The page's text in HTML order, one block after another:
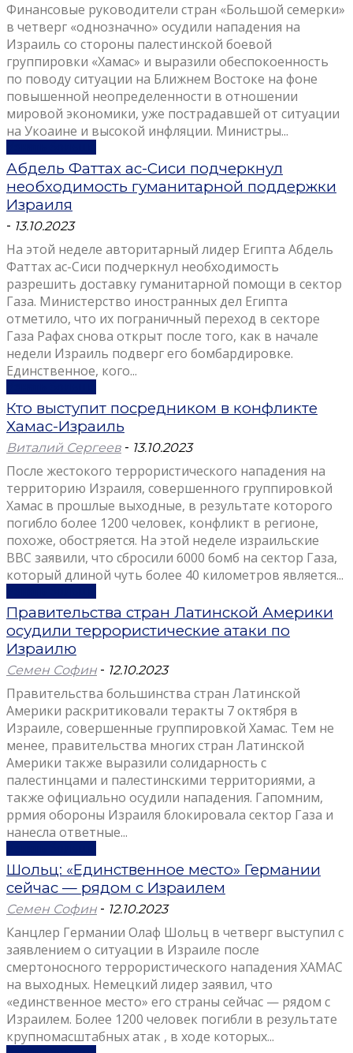
Финансовые руководители стран «Большой семерки»
в четверг «однозначно» осудили нападения на
Израиль со стороны палестинской боевой
группировки «Хамас» и выразили обеспокоенность
по поводу ситуации на Ближнем Востоке на фоне
повышенной неопределенности в отношении
мировой экономики, уже пострадавшей от ситуации
на Укоаине и высокой инфляции. Министры...
Абдель Фаттах ас-Сиси подчеркнул
необходимость гуманитарной поддержки
Израиля
- 13.10.2023
На этой неделе авторитарный лидер Египта Абдель
Фаттах ас-Сиси подчеркнул необходимость
разрешить доставку гуманитарной помощи в сектор
Газа. Министерство иностранных дел Египта
отметило, что их пограничный переход в секторе
Газа Рафах снова открыт после того, как в начале
недели Израиль подверг его бомбардировке.
Единственное, кого...
Кто выступит посредником в конфликте
Хамас-Израиль
Виталий Сергеев - 13.10.2023
После жестокого террористического нападения на
территорию Израиля, совершенного группировкой
Хамас в прошлые выходные, в результате которого
погибло более 1200 человек, конфликт в регионе,
похоже, обостряется. На этой неделе израильские
ВВС заявили, что сбросили 6000 бомб на сектор Газа,
который длиной чуть более 40 километров является...
Правительства стран Латинской Америки
осудили террористические атаки по
Израилю
Семен Софин - 12.10.2023
Правительства большинства стран Латинской
Америки раскритиковали теракты 7 октября в
Израиле, совершенные группировкой Хамас. Тем не
менее, правительства многих стран Латинской
Америки также выразили солидарность с
палестинцами и палестинскими территориями, а
также официально осудили нападения. Гапомним,
ррмия обороны Израиля блокировала сектор Газа и
нанесла ответные...
Шольц: «Единственное место» Германии
сейчас — рядом с Израилем
Семен Софин - 12.10.2023
Канцлер Германии Олаф Шольц в четверг выступил с
заявлением о ситуации в Израиле после
смертоносного террористического нападения ХАМАС
на выходных. Немецкий лидер заявил, что
«единственное место» его страны сейчас — рядом с
Израилем. Более 1200 человек погибли в результате
крупномасштабных атак , в ходе которых...